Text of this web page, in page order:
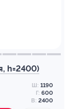
h=2400)
Ш: 1190
Г: 600
В: 2400